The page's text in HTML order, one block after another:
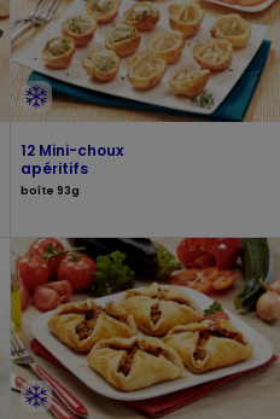
12 Mini-choux
apéritifs
boîte 93g